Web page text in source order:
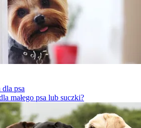
dla psa
małego psa lub suczki?